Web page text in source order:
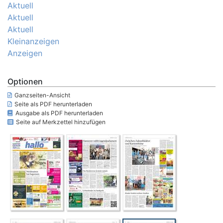
Aktuell
Aktuell
Aktuell
Kleinanzeigen
Anzeigen
Optionen
Ganzseiten-Ansicht
Seite als PDF herunterladen
Ausgabe als PDF herunterladen
Seite auf Merkzettel hinzufügen